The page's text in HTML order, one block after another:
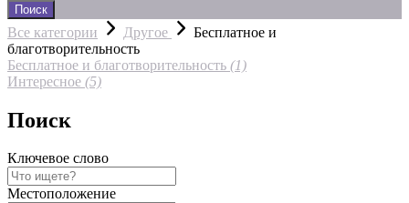
Поиск
Все категории Другое
Бесплатное и
благотворительность
Бесплатное и благотворительность (1)
Интересное (5)
Поиск
Ключевое слово
Местоположение